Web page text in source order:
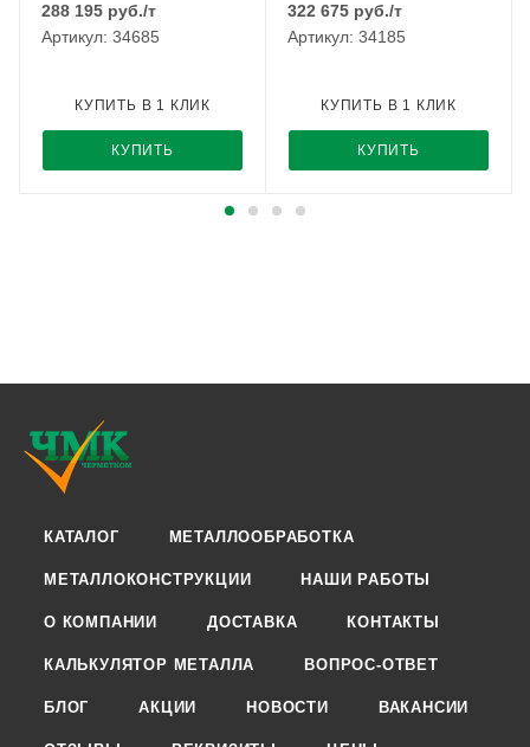
288 195 руб./т
Артикул: 34685
КУПИТЬ
КУПИТЬ В 1 КЛИК
322 675 руб./т
Артикул: 34185
КУПИТЬ
КУПИТЬ В 1 КЛИК
КАТАЛОГ МЕТАЛЛООБРАБОТКА
МЕТАЛЛОКОНСТРУКЦИИ НАШИ РАБОТЫ
О КОМПАНИИ ДОСТАВКА КОНТАКТЫ
КАЛЬКУЛЯТОР МЕТАЛЛА ВОПРОС-ОТВЕТ
БЛОГ АКЦИИ НОВОСТИ ВАКАНСИИ